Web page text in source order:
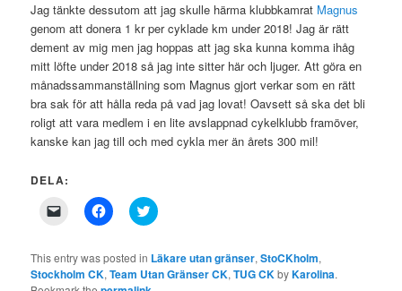
Jag tänkte dessutom att jag skulle härma klubbkamrat Magnus
genom att donera 1 kr per cyklade km under 2018! Jag är rätt
dement av mig men jag hoppas att jag ska kunna komma ihåg
mitt löfte under 2018 så jag inte sitter här och ljuger. Att göra en
månadssammanställning som Magnus gjort verkar som en rätt
bra sak för att hålla reda på vad jag lovat! Oavsett så ska det bli
roligt att vara medlem i en lite avslappnad cykelklubb framöver,
kanske kan jag till och med cykla mer än årets 300 mil!
DELA:
Click
link
to
a
Click
to
Facebook
(Opens
in
Click
to
Twitter
(Opens
in
This entry was posted in Läkare utan gränser,StoCKholm,
Stockholm CK,Team Utan Gränser CK,TUG CK byKarolina.